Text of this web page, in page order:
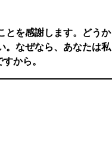
とを感謝します。どうか
。なぜなら、あなたは私
から。